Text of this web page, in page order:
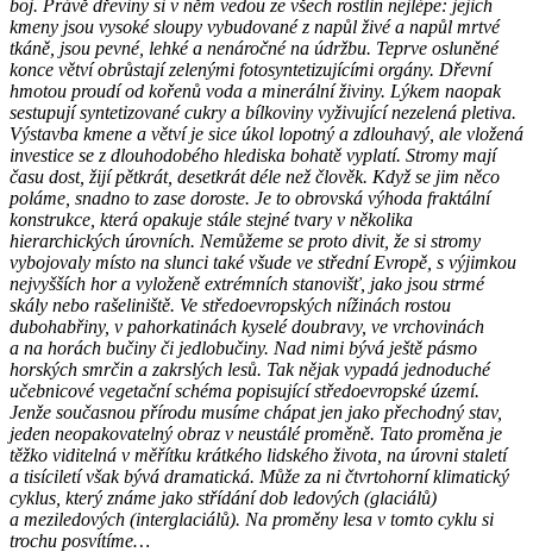
boj. Právě dřeviny si v něm vedou ze všech rostlin nejlépe: jejich
kmeny jsou vysoké sloupy vybudované z napůl živé a napůl mrtvé
tkáně, jsou pevné, lehké a nenáročné na údržbu. Teprve osluněné
konce větví obrůstají zelenými fotosyntetizujícími orgány. Dřevní
hmotou proudí od kořenů voda a minerální živiny. Lýkem naopak
sestupují syntetizované cukry a bílkoviny vyživující nezelená pletiva.
Výstavba kmene a větví je sice úkol lopotný a zdlouhavý, ale vložená
investice se z dlouhodobého hlediska bohatě vyplatí. Stromy mají
času dost, žijí pětkrát, desetkrát déle než člověk. Když se jim něco
poláme, snadno to zase doroste. Je to obrovská výhoda fraktální
konstrukce, která opakuje stále stejné tvary v několika
hierarchických úrovních. Nemůžeme se proto divit, že si stromy
vybojovaly místo na slunci také všude ve střední Evropě, s výjimkou
nejvyšších hor a vyloženě extrémních stanovišť, jako jsou strmé
skály nebo rašeliniště. Ve středoevropských nížinách rostou
dubohabřiny, v pahorkatinách kyselé doubravy, ve vrchovinách
a na horách bučiny či jedlobučiny. Nad nimi bývá ještě pásmo
horských smrčin a zakrslých lesů. Tak nějak vypadá jednoduché
učebnicové vegetační schéma popisující středoevropské území.
Jenže současnou přírodu musíme chápat jen jako přechodný stav,
jeden neopakovatelný obraz v neustálé proměně. Tato proměna je
těžko viditelná v měřítku krátkého lidského života, na úrovni staletí
a tisíciletí však bývá dramatická. Může za ni čtvrtohorní klimatický
cyklus, který známe jako střídání dob ledových (glaciálů)
a meziledových (interglaciálů). Na proměny lesa v tomto cyklu si
trochu posvítíme…